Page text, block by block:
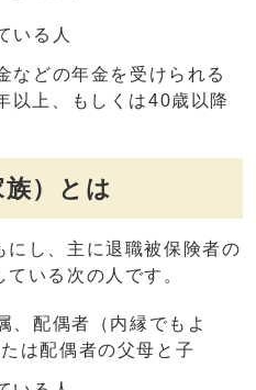
いる人
などの年金を受けられる
以上、もしくは40歳以降
）とは
し、主に退職被保険者の
いる次の人です。
、配偶者（内縁でもよ
は配偶者の父母と子